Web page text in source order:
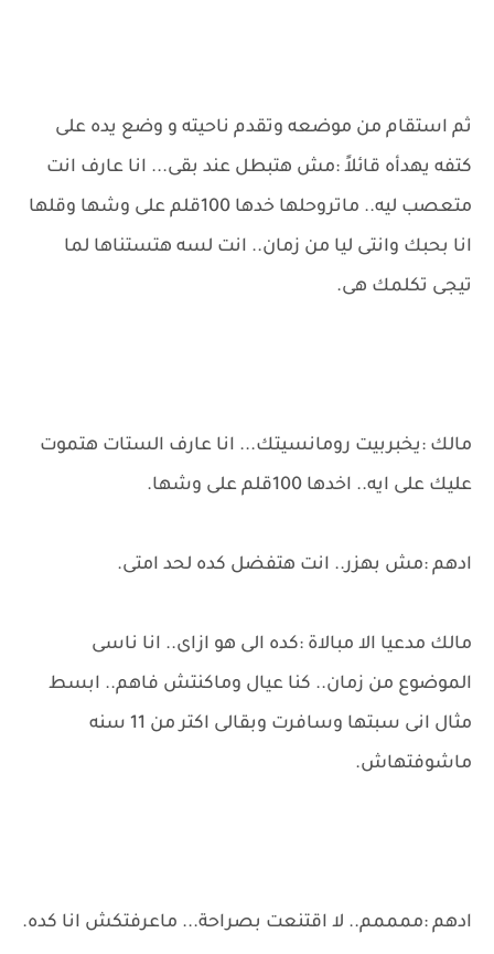
ثم استقام من موضعه وتقدم ناحيته و وضع يده على
كتفه يهدأه قائلاً :مش هتبطل عند بقى... انا عارف انت
متعصب ليه.. ماتروحلها خدها 100قلم على وشها وقلها
انا بحبك وانتى ليا من زمان.. انت لسه هتستناها لما
تيجى تكلمك هى.
مالك :يخبربيت رومانسيتك... انا عارف الستات هتموت
عليك على ايه.. اخدها 100قلم على وشها.
ادهم :مش بهزر.. انت هتفضل كده لحد امتى.
مالك مدعيا الا مبالاة :كده الى هو ازاى.. انا ناسى
الموضوع من زمان.. كنا عيال وماكنتش فاهم.. ابسط
مثال انى سبتها وسافرت وبقالى اكتر من 11 سنه
ماشوفتهاش.
ادهم :ممممم.. لا اقتنعت بصراحة... ماعرفتكش انا كده.